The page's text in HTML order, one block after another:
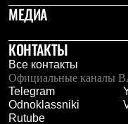
МЕДИА
КОНТАКТЫ
Все контакты
Официальные каналы
Telegram
Odnoklassniki
Rutube